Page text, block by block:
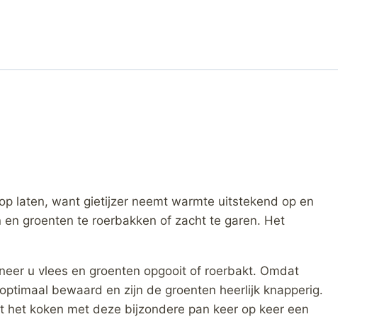
laten, want gietijzer neemt warmte uitstekend op en
groenten te roerbakken of zacht te garen. Het
u vlees en groenten opgooit of roerbakt. Omdat
bewaard en zijn de groenten heerlijk knapperig.
koken met deze bijzondere pan keer op keer een